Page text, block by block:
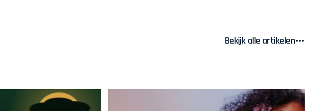
Bekijk alle artikelen